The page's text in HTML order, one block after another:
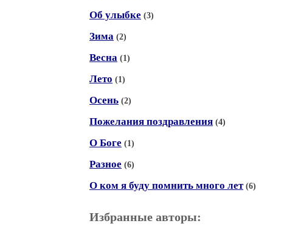
Об улыбке (3)
Зима (2)
Весна (1)
Лето (1)
Осень (2)
Пожелания поздравления (4)
О Боге (1)
Разное (6)
О ком я буду помнить много лет (6)
Избранные авторы: